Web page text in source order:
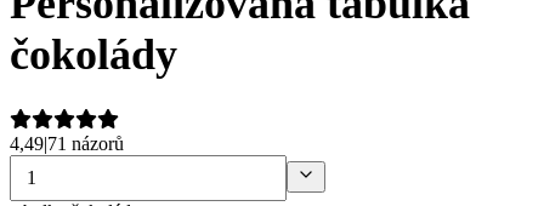
čokolády
4,49|71 názorů